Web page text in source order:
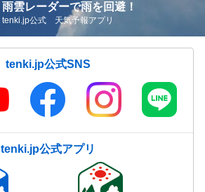
雨雲レーダーで雨を回避！
tenki.jp公式 天気予報アプリ
tenki.jp公式SNS
tenki.jp公式アプリ